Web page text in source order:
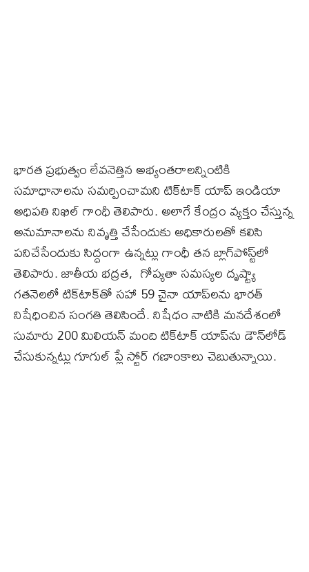
భారత ప్రభుత్వం లేవనెత్తిన అభ్యంతరాలన్నింటికి
సమాధానాలను సమర్పించామని టిక్‌టాక్‌ యాప్‌ ఇండియా
అధిపతి నిఖిల్‌ గాంధీ తెలిపారు. అలాగే కేంద్రం వ్యక్తం చేస్తున్న
అనుమానాలను నివృత్తి చేసేందుకు అధికారులతో కలిసి
పనిచేసేందుకు సిద్ధంగా ఉన్నట్లు గాంధీ తన బ్లాగ్‌పోస్ట్‌లో
తెలిపారు. జాతీయ భద్రత, గోప్యతా సమస్యల దృష్ట్యా
గతనెలలో టిక్‌టాక్‌తో సహా 59 చైనా యాప్‌లను భారత్‌
నిషేధించిన సంగతి తెలిసిందే. నిషేధం నాటికి మనదేశంలో
సుమారు 200 మిలియన్‌ మంది టిక్‌టాక్‌ యాప్‌ను డౌన్‌లోడ్‌
చేసుకున్నట్లు గూగుల్‌ ప్లే స్టోర్‌ గణాంకాలు చెబుతున్నాయి.